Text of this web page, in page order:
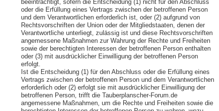
beeinträchtigt, sofern die Entscheidung (1) nicht für den Abschluss
oder die Erfüllung eines Vertrags zwischen der betroffenen Person
und dem Verantwortlichen erforderlich ist, oder (2) aufgrund von
Rechtsvorschriften der Union oder der Mitgliedstaaten, denen der
Verantwortliche unterliegt, zulässig ist und diese Rechtsvorschriften
angemessene Maßnahmen zur Wahrung der Rechte und Freiheiten
sowie der berechtigten Interessen der betroffenen Person enthalten
oder (3) mit ausdrücklicher Einwilligung der betroffenen Person
erfolgt.
Ist die Entscheidung (1) für den Abschluss oder die Erfüllung eines
Vertrags zwischen der betroffenen Person und dem Verantwortlichen
erforderlich oder (2) erfolgt sie mit ausdrücklicher Einwilligung der
betroffenen Person, trifft die Tauberplanscher-Forum.de
angemessene Maßnahmen, um die Rechte und Freiheiten sowie die